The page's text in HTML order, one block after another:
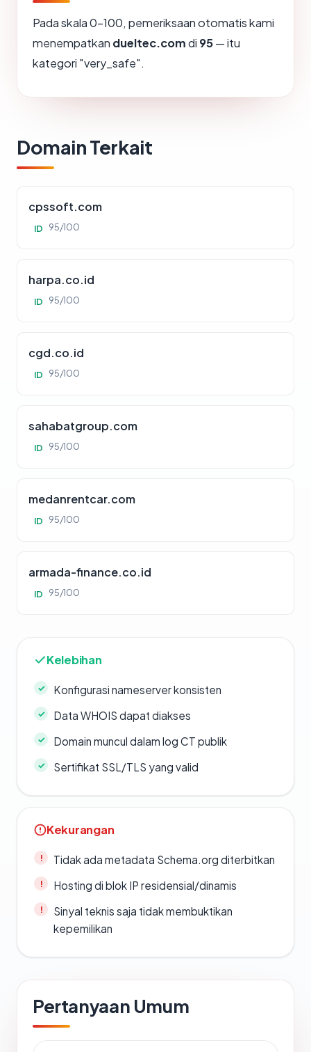
Pada skala 0-100, pemeriksaan otomatis kami
menempatkan dueltec.comdi 95— itu
kategori "very_safe".
Domain Terkait
cpssoft.com
ID 95/100
harpa.co.id
ID 95/100
cgd.co.id
ID 95/100
sahabatgroup.com
ID 95/100
medanrentcar.com
ID 95/100
armada-finance.co.id
ID 95/100
Kelebihan
Konfigurasi nameserver konsisten
Data WHOIS dapat diakses
Domain muncul dalam log CT publik
Sertifikat SSL/TLS yang valid
Kekurangan
Tidak ada metadata Schema.org diterbitkan
Hosting di blok IP residensial/dinamis
Sinyal teknis saja tidak membuktikan
kepemilikan
Pertanyaan Umum